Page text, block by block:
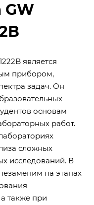
GW
является
прибором,
задач. Он
основам
работ.
сложных
исследований. В
на этапах
также при